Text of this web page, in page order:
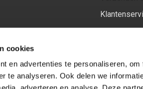
cookies
en advertenties te personaliseren,
te analyseren. Ook delen we